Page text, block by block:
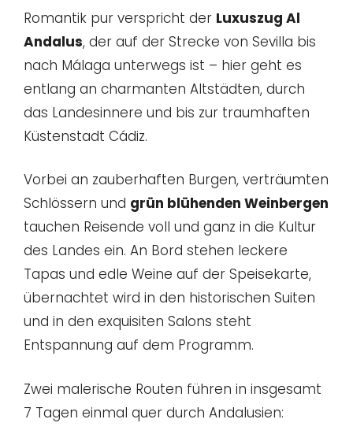
Romantik pur verspricht der Luxuszug Al
Andalus, der auf der Strecke von Sevilla bis
nach Málaga unterwegs ist – hier geht es
entlang an charmanten Altstädten, durch
das Landesinnere und bis zur traumhaften
Küstenstadt Cádiz.
Vorbei an zauberhaften Burgen, verträumten
Schlössern und grün blühenden Weinbergen
tauchen Reisende voll und ganz in die Kultur
des Landes ein. An Bord stehen leckere
Tapas und edle Weine auf der Speisekarte,
übernachtet wird in den historischen Suiten
und in den exquisiten Salons steht
Entspannung auf dem Programm.
Zwei malerische Routen führen in insgesamt
7 Tagen einmal quer durch Andalusien: